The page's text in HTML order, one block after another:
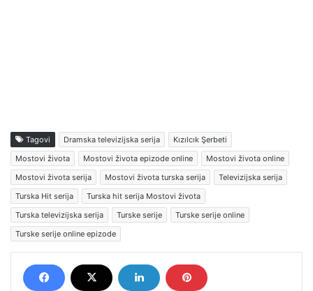
Tagovi Dramska televizijska serija
Kızılcık Şerbeti
Mostovi života
Mostovi života epizode online
Mostovi života online
Mostovi života serija
Mostovi života turska serija
Televizijska serija
Turska Hit serija
Turska hit serija Mostovi života
Turska televizijska serija
Turske serije
Turske serije online
Turske serije online epizode